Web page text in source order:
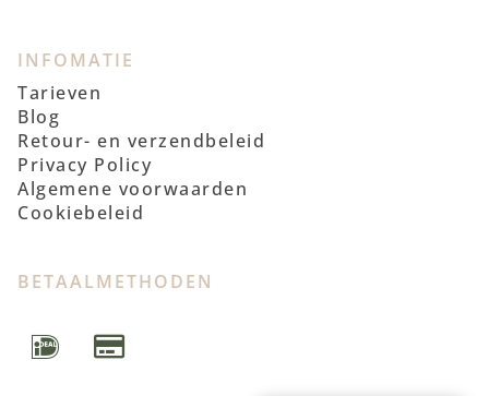
INFOMATIE
Tarieven
Blog
Retour- en verzendbeleid
Privacy Policy
Algemene voorwaarden
Cookiebeleid
BETAALMETHODEN